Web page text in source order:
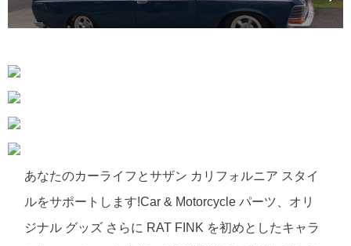
あなたのカーライフとサザン カリフォルニア スタイ
ルをサポートします!Car & Motorcycle パーツ、オリ
ジナル グッズ さらに RAT FINK を初めとしたキャラ